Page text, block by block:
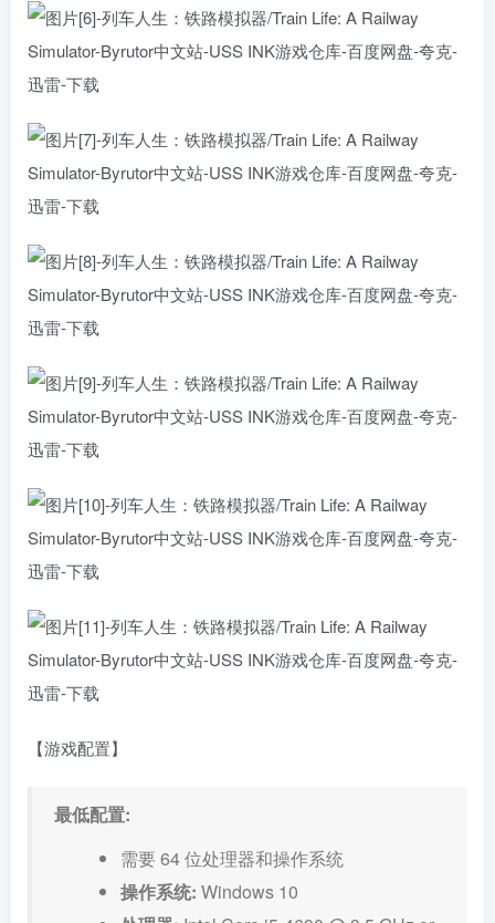
【游戏配置】
最低配置:
需要 64 位处理器和操作系统
操作系统: Windows 10